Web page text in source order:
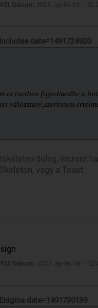
Dátum:
2017. április 09. -
date=1491724920
esetben figyelmedbe a
választani,szerintem
dolog, viszont
vagy a Toast.
Dátum:
2017. április 09. -
date=1491730139